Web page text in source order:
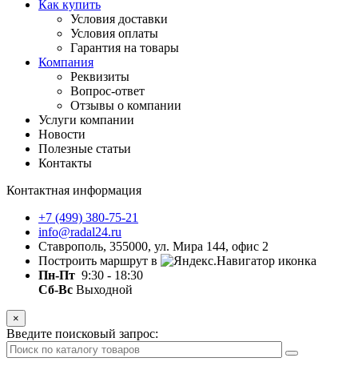
Как купить
Условия доставки
Условия оплаты
Гарантия на товары
Компания
Реквизиты
Вопрос-ответ
Отзывы о компании
Услуги компании
Новости
Полезные статьи
Контакты
Контактная информация
+7 (499) 380-75-21
info@radal24.ru
Ставрополь, 355000, ул. Мира 144, офис 2
Построить маршрут в
Пн-Пт 9:30 - 18:30
Сб-Вс Выходной
×
Введите поисковый запрос: